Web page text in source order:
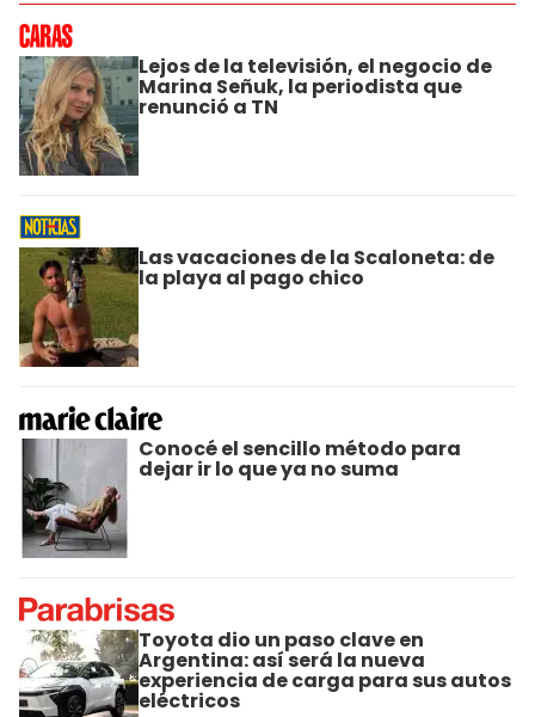
Lejos de la televisión, el negocio de
Marina Señuk, la periodista que
renunció a TN
Las vacaciones de la Scaloneta: de
la playa al pago chico
Conocé el sencillo método para
dejar ir lo que ya no suma
Toyota dio un paso clave en
Argentina: así será la nueva
experiencia de carga para sus autos
eléctricos